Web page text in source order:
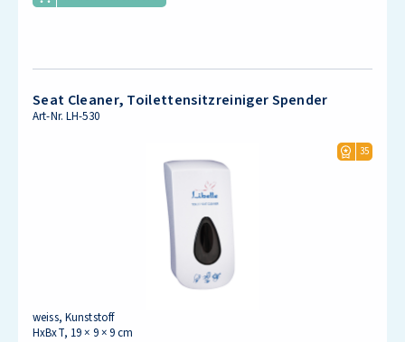
Seat Cleaner, Toilettensitzreiniger Spender
Art-Nr.LH-530
35
weiss, Kunststoff
HxBxT, 19 × 9 × 9 cm